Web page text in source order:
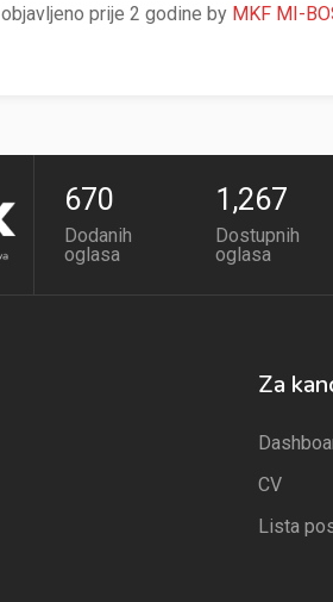
objavljeno prije 2 godine by MKF MI-
670
Dodanih
oglasa
1,267
Dostupnih
oglasa
Za
CV
Lista